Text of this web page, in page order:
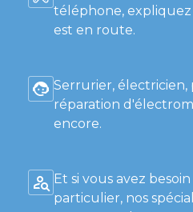
téléphone,
est en route.
Serrurier, électricien,
réparation
encore.
Et si vous avez
particulier, nos